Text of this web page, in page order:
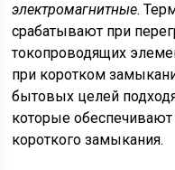
электромагнитные.
срабатывают при
токопроводящих
при коротком
бытовых целей
которые обеспечивают
короткого замыкания.